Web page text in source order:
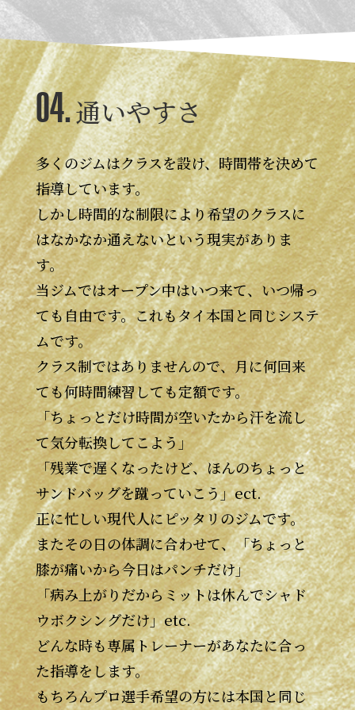
04.通いやすさ
多くのジムはクラスを設け、時間帯を決めて
指導しています。
しかし時間的な制限により希望のクラスに
はなかなか通えないという現実がありま
す。
当ジムではオープン中はいつ来て、いつ帰っ
ても自由です。これもタイ本国と同じシステ
ムです。
クラス制ではありませんので、月に何回来
ても何時間練習しても定額です。
「ちょっとだけ時間が空いたから汗を流し
て気分転換してこよう」
「残業で遅くなったけど、ほんのちょっと
サンドバッグを蹴っていこう」ect.
正に忙しい現代人にピッタリのジムです。
またその日の体調に合わせて、「ちょっと
膝が痛いから今日はパンチだけ」
「病み上がりだからミットは休んでシャド
ウボクシングだけ」etc.
どんな時も専属トレーナーがあなたに合っ
た指導をします。
もちろんプロ選手希望の方には本国と同じ